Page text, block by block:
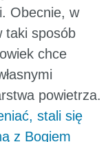
Obecnie, w
taki sposób
chce
powietrza.
stali się
z Bogiem